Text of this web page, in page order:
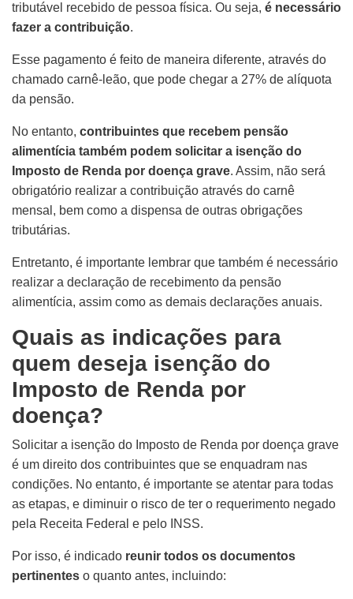
tributável recebido de pessoa física. Ou seja, é necessário
fazer a contribuição.
Esse pagamento é feito de maneira diferente, através do
chamado carnê-leão, que pode chegar a 27% de alíquota
da pensão.
No entanto, contribuintes que recebem pensão
alimentícia também podem solicitar a isenção do
Imposto de Renda por doença grave. Assim, não será
obrigatório realizar a contribuição através do carnê
mensal, bem como a dispensa de outras obrigações
tributárias.
Entretanto, é importante lembrar que também é necessário
realizar a declaração de recebimento da pensão
alimentícia, assim como as demais declarações anuais.
Quais as indicações para
quem deseja isenção do
Imposto de Renda por
doença?
Solicitar a isenção do Imposto de Renda por doença grave
é um direito dos contribuintes que se enquadram nas
condições. No entanto, é importante se atentar para todas
as etapas, e diminuir o risco de ter o requerimento negado
pela Receita Federal e pelo INSS.
Por isso, é indicado reunir todos os documentos
pertinentes o quanto antes, incluindo: